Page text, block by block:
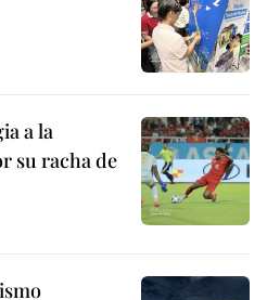
a la
su racha de